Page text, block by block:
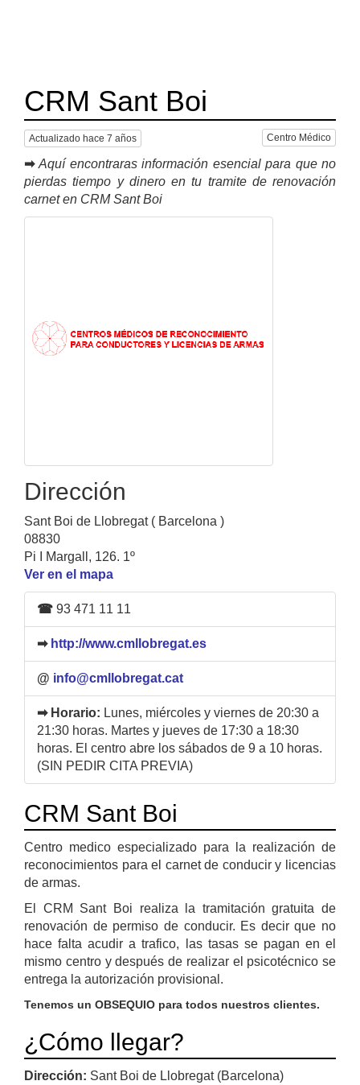
CRM Sant Boi
Actualizado hace 7 años Centro Médico
➡ Aquí encontraras información esencial para que no
pierdas tiempo y dinero en tu tramite de renovación
carnet en CRM Sant Boi
Dirección
Sant Boi de Llobregat ( Barcelona )
08830
Pi I Margall, 126. 1º
Ver en el mapa
☎ 93 471 11 11
➡ http://www.cmllobregat.es
@ info@cmllobregat.cat
➡ Horario: Lunes, miércoles y viernes de 20:30 a
21:30 horas. Martes y jueves de 17:30 a 18:30
horas. El centro abre los sábados de 9 a 10 horas.
(SIN PEDIR CITA PREVIA)
CRM Sant Boi
Centro medico especializado para la realización de
reconocimientos para el carnet de conducir y licencias
de armas.
El CRM Sant Boi realiza la tramitación gratuita de
renovación de permiso de conducir. Es decir que no
hace falta acudir a trafico, las tasas se pagan en el
mismo centro y después de realizar el psicotécnico se
entrega la autorización provisional.
Tenemos un OBSEQUIO para todos nuestros clientes.
¿Cómo llegar?
Dirección: Sant Boi de Llobregat (Barcelona)